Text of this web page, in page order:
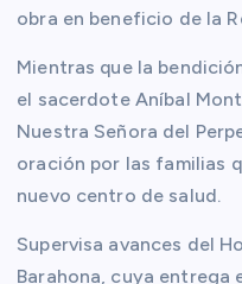
obra en beneficio de la
Mientras que la
el sacerdote Aníbal
Nuestra Señora del
oración por las familias
nuevo centro de salud.
Supervisa avances del
Barahona, cuya entrega